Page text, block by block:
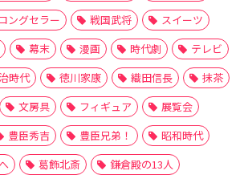
ングセラー 戦国武将
スイーツ
幕末 漫画 時代劇
テレビ
時代 徳川家康 織田信長
抹茶
文房具 フィギュア
展覧会
豊臣秀吉 豊臣兄弟！
昭和時代
葛飾北斎 鎌倉殿の13人